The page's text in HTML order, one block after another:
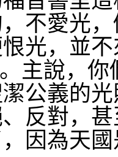
不愛光
光，並
主說，
公義的
反對，
因為天